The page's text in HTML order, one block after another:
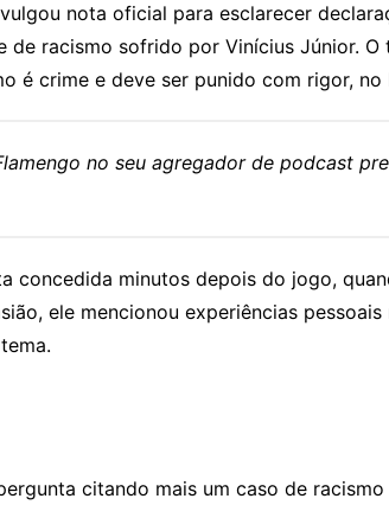
nota oficial para esclarecer
racismo sofrido por Vinícius Júnior.
é crime e deve ser punido com rigor, no
no seu agregador de podcast
concedida minutos depois do jogo,
ele mencionou experiências
citando mais um caso de